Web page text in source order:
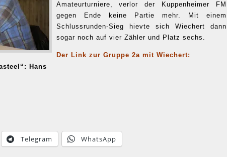
Hans
Amateurturniere, verlor der Kuppenheimer FM
gegen Ende keine Partie mehr. Mit einem
Schlussrunden-Sieg hievte sich Wiechert dann
sogar noch auf vier Zähler und Platz sechs.
Der Link zur Gruppe 2a mit Wiechert:
Telegram WhatsApp